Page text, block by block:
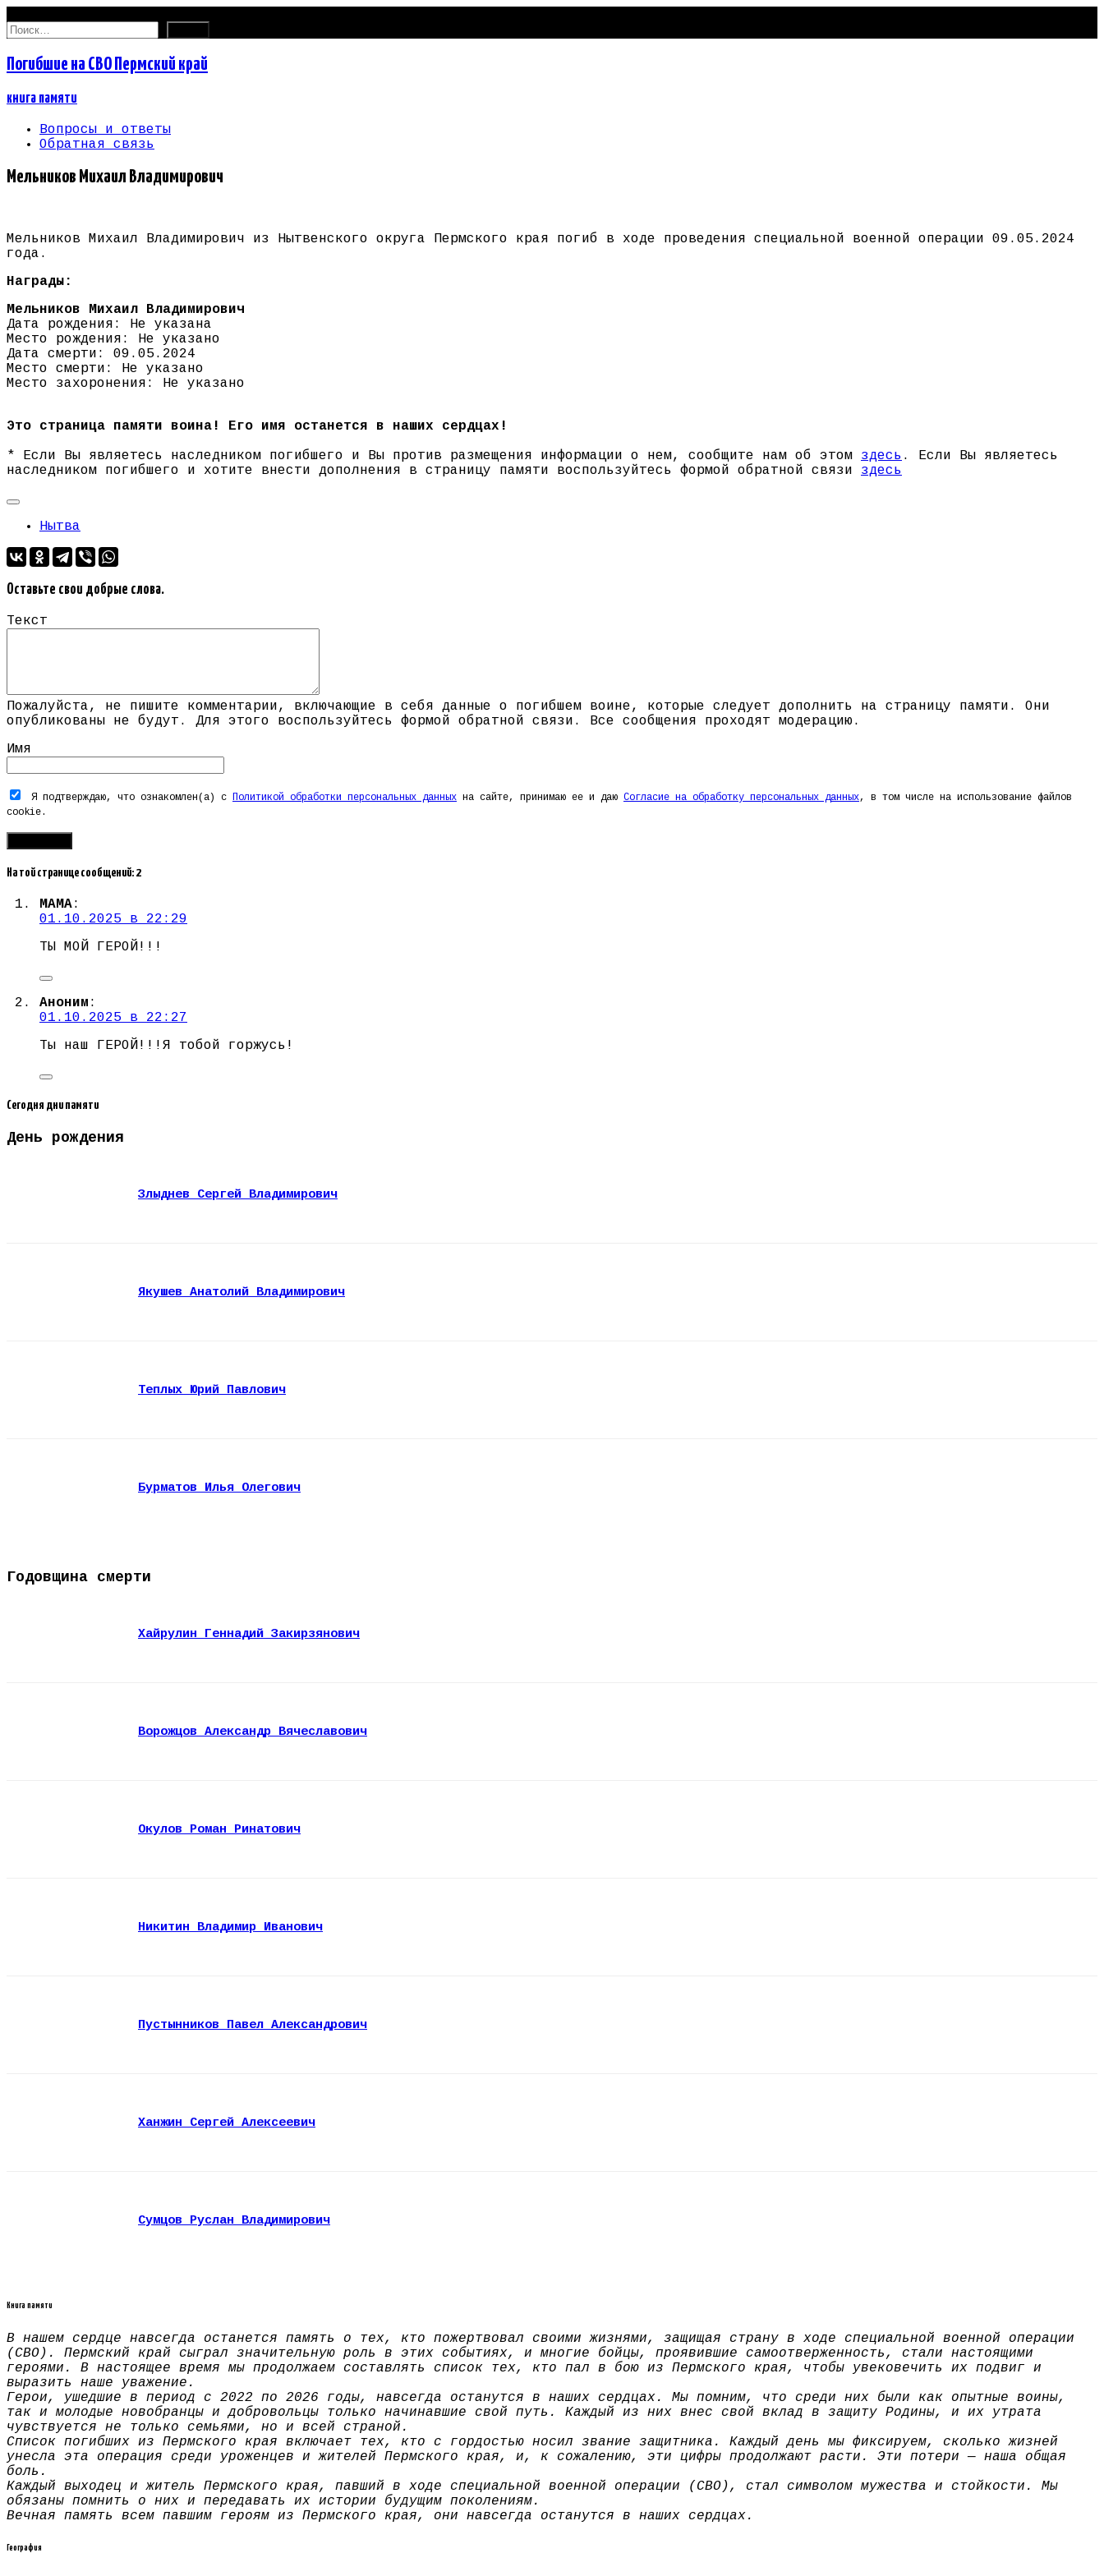
Найти:
Погибшие на СВО Пермский край
книга памяти
Вопросы и ответы
Обратная связь
Мельников Михаил Владимирович
Мельников Михаил Владимирович из Нытвенского округа Пермского края погиб в ходе проведения специальной военной операции 09.05.2024
года.
Награды:
Мельников Михаил Владимирович
Дата рождения: Не указана
Место рождения: Не указано
Дата смерти: 09.05.2024
Место смерти: Не указано
Место захоронения: Не указано
Это страница памяти воина! Его имя останется в наших сердцах!
* Если Вы являетесь наследником погибшего и Вы против размещения информации о нем, сообщите нам об этом здесь . Если Вы являетесь
наследником погибшего и хотите внести дополнения в страницу памяти воспользуйтесь формой обратной связи здесь
Нытва
Оставьте свои добрые слова.
Текст
Пожалуйста, не пишите комментарии, включающие в себя данные о погибшем воине, которые следует дополнить на страницу памяти. Они
опубликованы не будут. Для этого воспользуйтесь формой обратной связи. Все сообщения проходят модерацию.
Имя
Я подтверждаю, что ознакомлен(а) с Политикой обработки персональных данных на сайте, принимаю ее и даю Согласие на обработку персональных данных, в том числе на использование файлов
cookie.
На той странице сообщений: 2
МАМА:
01.10.2025 в 22:29
ТЫ МОЙ ГЕРОЙ!!!
Аноним :
01.10.2025 в 22:27
Ты наш ГЕРОЙ!!!Я тобой горжусь!
Сегодня дни памяти
День рождения
Злыднев Сергей Владимирович
Якушев Анатолий Владимирович
Теплых Юрий Павлович
Бурматов Илья Олегович
Годовщина смерти
Хайрулин Геннадий Закирзянович
Ворожцов Александр Вячеславович
Окулов Роман Ринатович
Никитин Владимир Иванович
Пустынников Павел Александрович
Ханжин Сергей Алексеевич
Сумцов Руслан Владимирович
Книга памяти
В нашем сердце навсегда останется память о тех, кто пожертвовал своими жизнями, защищая страну в ходе специальной военной операции
(СВО). Пермский край сыграл значительную роль в этих событиях, и многие бойцы, проявившие самоотверженность, стали настоящими
героями. В настоящее время мы продолжаем составлять список тех, кто пал в бою из Пермского края, чтобы увековечить их подвиг и
выразить наше уважение.
Герои, ушедшие в период с 2022 по 2026 годы, навсегда останутся в наших сердцах. Мы помним, что среди них были как опытные воины,
так и молодые новобранцы и добровольцы только начинавшие свой путь. Каждый из них внес свой вклад в защиту Родины, и их утрата
чувствуется не только семьями, но и всей страной.
Список погибших из Пермского края включает тех, кто с гордостью носил звание защитника. Каждый день мы фиксируем, сколько жизней
унесла эта операция среди уроженцев и жителей Пермского края, и, к сожалению, эти цифры продолжают расти. Эти потери — наша общая
боль.
Каждый выходец и житель Пермского края, павший в ходе специальной военной операции (СВО), стал символом мужества и стойкости. Мы
обязаны помнить о них и передавать их истории будущим поколениям.
Вечная память всем павшим героям из Пермского края, они навсегда останутся в наших сердцах.
География